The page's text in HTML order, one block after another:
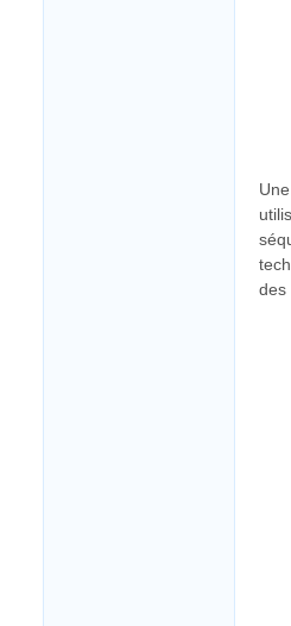
des